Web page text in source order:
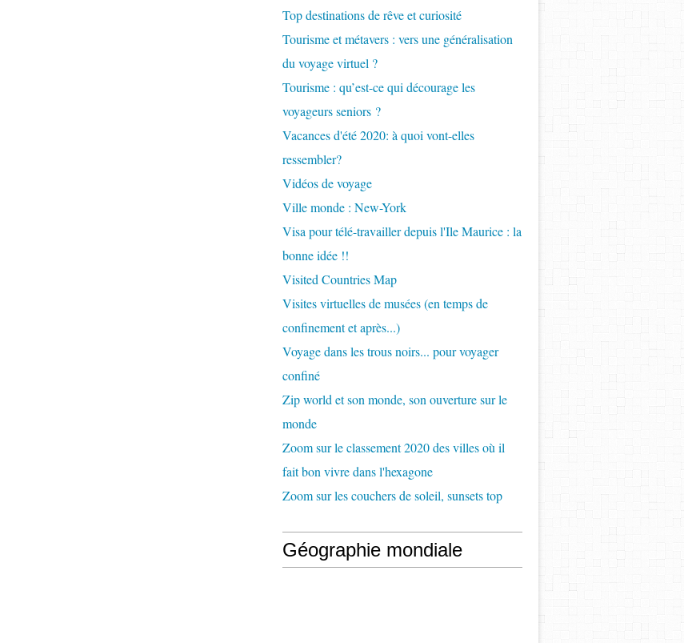
Top destinations de rêve et curiosité
Tourisme et métavers : vers une généralisation
du voyage virtuel ?
Tourisme : qu’est-ce qui décourage les
voyageurs seniors ?
Vacances d'été 2020: à quoi vont-elles
ressembler?
Vidéos de voyage
Ville monde : New-York
Visa pour télé-travailler depuis l'Ile Maurice : la
bonne idée !!
Visited Countries Map
Visites virtuelles de musées (en temps de
confinement et après...)
Voyage dans les trous noirs... pour voyager
confiné
Zip world et son monde, son ouverture sur le
monde
Zoom sur le classement 2020 des villes où il
fait bon vivre dans l'hexagone
Zoom sur les couchers de soleil, sunsets top
Géographie mondiale